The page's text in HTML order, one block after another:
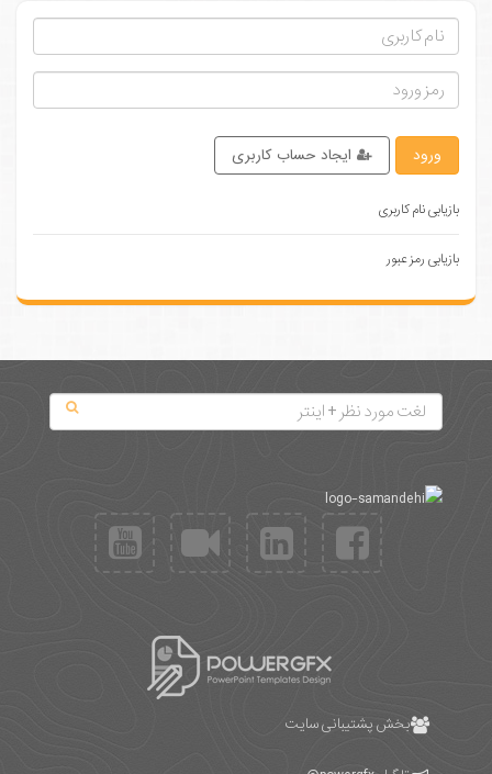
ورود ایجاد حساب کاربری
بازیابی نام کاربری
بازیابی رمز عبور
بخش پشتیبانی سایت